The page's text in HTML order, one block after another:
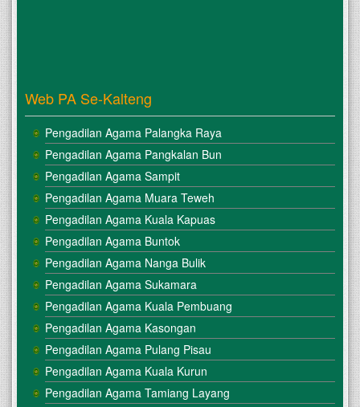
Web PA Se-Kalteng
Pengadilan Agama Palangka Raya
Pengadilan Agama Pangkalan Bun
Pengadilan Agama Sampit
Pengadilan Agama Muara Teweh
Pengadilan Agama Kuala Kapuas
Pengadilan Agama Buntok
Pengadilan Agama Nanga Bulik
Pengadilan Agama Sukamara
Pengadilan Agama Kuala Pembuang
Pengadilan Agama Kasongan
Pengadilan Agama Pulang Pisau
Pengadilan Agama Kuala Kurun
Pengadilan Agama Tamiang Layang